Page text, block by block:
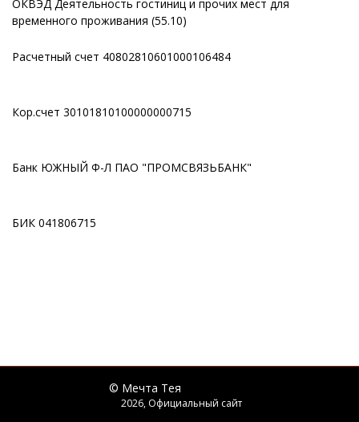
ОКВЭД Деятельность гостиниц и прочих мест для
временного проживания (55.10)
Расчетный счет 40802810601000106484
Кор.счет 30101810100000000715
Банк ЮЖНЫЙ Ф-Л ПАО "ПРОМСВЯЗЬБАНК"
БИК 041806715
© Мечта Тея
2026, Официальный сайт